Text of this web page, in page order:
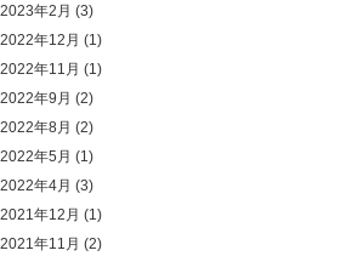
2023年2月 (3)
2022年12月 (1)
2022年11月 (1)
2022年9月 (2)
2022年8月 (2)
2022年5月 (1)
2022年4月 (3)
2021年12月 (1)
2021年11月 (2)